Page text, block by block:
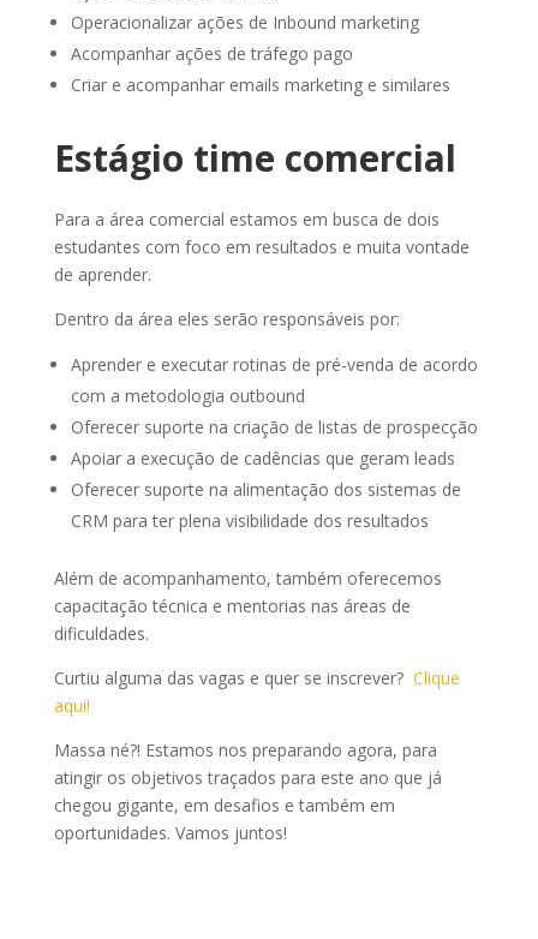
Operacionalizar ações de Inbound marketing
Acompanhar ações de tráfego pago
Criar e acompanhar emails marketing e similares
Estágio time comercial
Para a área comercial estamos em busca de dois
estudantes com foco em resultados e muita vontade
de aprender.
Dentro da área eles serão responsáveis por:
Aprender e executar rotinas de pré-venda de acordo
com a metodologia outbound
Oferecer suporte na criação de listas de prospecção
Apoiar a execução de cadências que geram leads
Oferecer suporte na alimentação dos sistemas de
CRM para ter plena visibilidade dos resultados
Além de acompanhamento, também oferecemos
capacitação técnica e mentorias nas áreas de
dificuldades.
Curtiu alguma das vagas e quer se inscrever? Clique
aqui!
Massa né?! Estamos nos preparando agora, para
atingir os objetivos traçados para este ano que já
chegou gigante, em desafios e também em
oportunidades. Vamos juntos!